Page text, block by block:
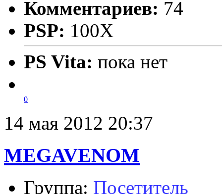
Комментариев: 74
PSP: 100X
PS Vita: пока нет
0
14 мая 2012 20:37
MEGAVENOM
Группа: Посетитель